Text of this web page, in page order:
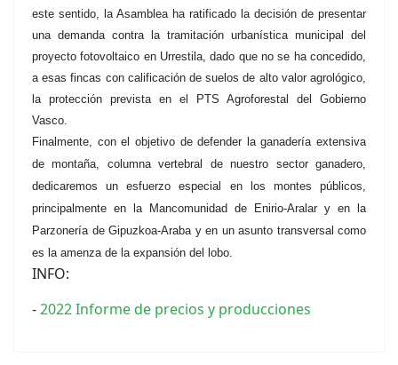
este sentido, la Asamblea ha ratificado la decisión de presentar
una demanda contra la tramitación urbanística municipal del
proyecto fotovoltaico en Urrestila, dado que no se ha concedido,
a esas fincas con calificación de suelos de alto valor agrológico,
la protección prevista en el PTS Agroforestal del Gobierno
Vasco.
Finalmente, con el objetivo de defender la ganadería extensiva
de montaña, columna vertebral de nuestro sector ganadero,
dedicaremos un esfuerzo especial en los montes públicos,
principalmente en la Mancomunidad de Enirio-Aralar y en la
Parzonería de Gipuzkoa-Araba y en un asunto transversal como
es la amenza de la expansión del lobo.
INFO:
-2022 Informe de precios y producciones